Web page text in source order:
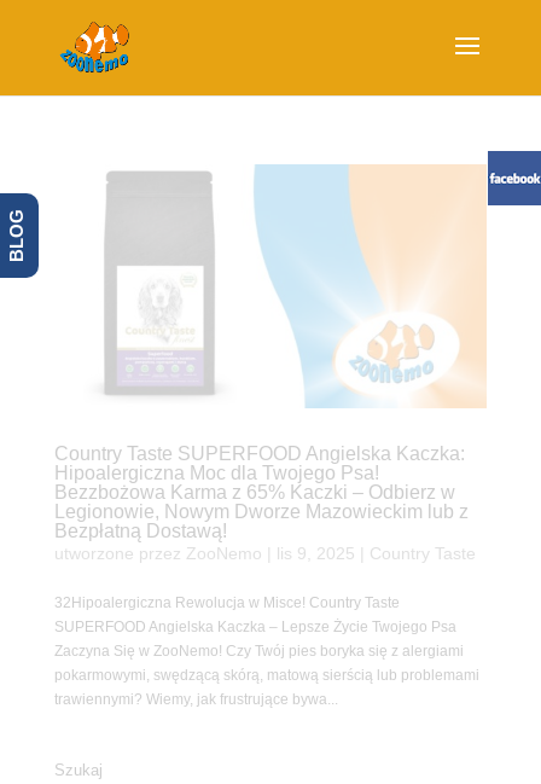
Country Taste SUPERFOOD Angielska Kaczka:
Hipoalergiczna Moc dla Twojego Psa!
Bezzbożowa Karma z 65% Kaczki – Odbierz w
Legionowie, Nowym Dworze Mazowieckim lub z
Bezpłatną Dostawą!
utworzone przez ZooNemo lis 9, 2025 Country Taste
32Hipoalergiczna Rewolucja w Misce! Country Taste
SUPERFOOD Angielska Kaczka – Lepsze Życie Twojego Psa
Zaczyna Się w ZooNemo! Czy Twój pies boryka się z alergiami
pokarmowymi, swędzącą skórą, matową sierścią lub problemami
trawiennymi? Wiemy, jak frustrujące bywa...
Szukaj
BLOG